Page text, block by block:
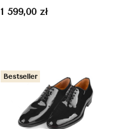
Cena
1 599,00 zł
Bestseller